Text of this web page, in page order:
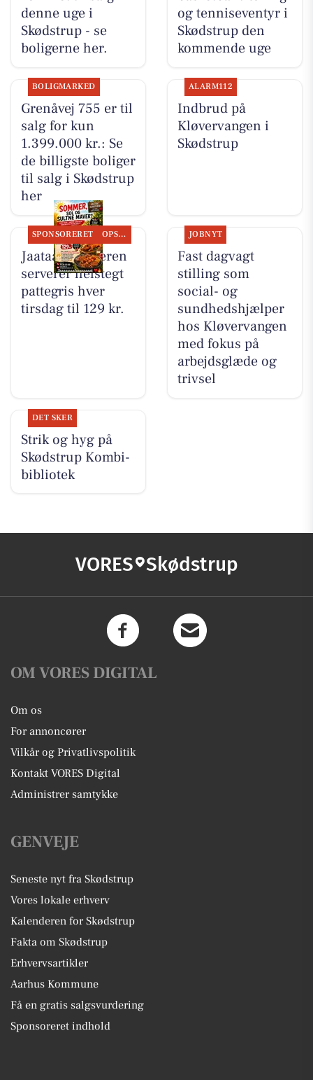
denne uge i
Skødstrup - se
boligerne her.
og tenniseventyr i
Skødstrup den
kommende uge
BOLIGMARKED
Grenåvej 755 er til
salg for kun
1.399.000 kr.: Se
de billigste boliger
til salg i Skødstrup
her
ALARM112
Indbrud på
Kløvervangen i
Skødstrup
SPONSORERET OPSLAGSTAVLEN
Jaataak Slagteren
serverer helstegt
pattegris hver
tirsdag til 129 kr.
JOBNYT
Fast dagvagt
stilling som
social- og
sundhedshjælper
hos Kløvervangen
med fokus på
arbejdsglæde og
trivsel
DET SKER
Strik og hyg på
Skødstrup Kombi-
bibliotek
VORES Skødstrup
OM VORES DIGITAL
Om os
For annoncører
Vilkår og Privatlivspolitik
Kontakt VORES Digital
Administrer samtykke
GENVEJE
Seneste nyt fra Skødstrup
Vores lokale erhverv
Kalenderen for Skødstrup
Fakta om Skødstrup
Erhvervsartikler
Aarhus Kommune
Få en gratis salgsvurdering
Sponsoreret indhold